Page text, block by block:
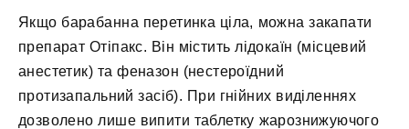
Якщо барабанна перетинка ціла, можна закапати
препарат Отіпакс. Він містить лідокаїн (місцевий
анестетик) та феназон (нестероїдний
протизапальний засіб). При гнійних виділеннях
дозволено лише випити таблетку жарознижуючого